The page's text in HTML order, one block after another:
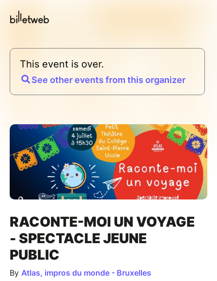
This event is over.
See other events from this organizer
RACONTE-MOI UN VOYAGE
- SPECTACLE JEUNE
PUBLIC
By Atlas, impros du monde - Bruxelles